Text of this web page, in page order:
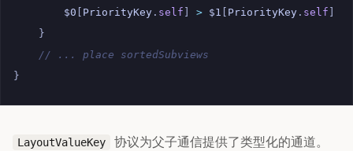
$0
PriorityKey . self > $1 PriorityKey . self
}
// ... place sortedSubviews
}
LayoutValueKey
协议为父子通信提供了类型化的通道。